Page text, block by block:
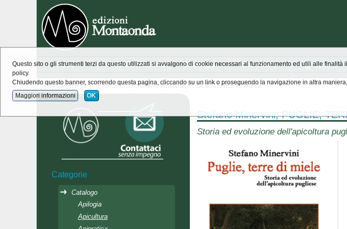
Home novità Montaonda Catalogo Chi siamo
»Catalogo »collana Apicultura » Stefano Minervini, PUGLIE, TERRE DI MIELE
Stefano Minervini, PUGLIE,
Storia ed evoluzione dell'apicoltura
Categorie
Catalogo
Apilogia
Apicultura
Questo sito o gli strumenti terzi da questo utilizzati si avvalgono di cookie necessari al funzionamento ed utili alle
policy.
Chiudendo questo banner, scorrendo questa pagina, cliccando su un link o proseguendo la navigazione in altra
Maggiori informazioni OK